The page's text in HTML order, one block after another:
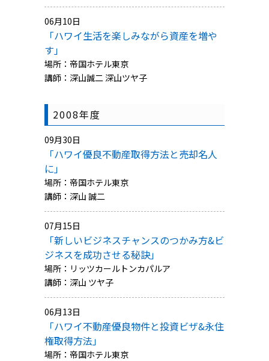
06月10日
「ハワイ生活を楽しみながら資産を増や
す」
場所：帝国ホテル東京
講師：深山誠二 深山ツヤ子
2008年度
09月30日
「ハワイ優良不動産取得方法と売却名人
に」
場所：帝国ホテル東京
講師：深山 誠二
07月15日
「新しいビジネスチャンスのつかみ方&ビ
ジネスを成功させる秘訣」
場所：リッツカールトンカパルア
講師：深山 ツヤ子
06月13日
「ハワイ不動産優良物件と投資ビザ&永住
権取得方法」
場所：帝国ホテル東京